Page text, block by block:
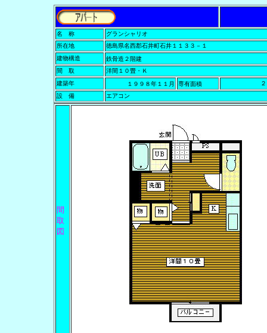
名 称
グランシャリオ
所在地
徳島県名西郡石井町石井１１３３－１
建物構造
鉄骨造２階建
間 取
洋間１０畳・Ｋ
建築年
１９９８年１１月 専有面積
２９
設 備
エアコン
間
取
図